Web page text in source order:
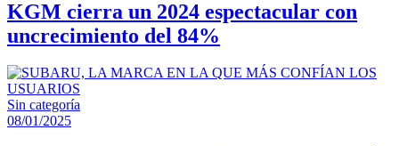
KGM cierra un 2024 espectacular con
uncrecimiento del 84%
Sin categoría
08/01/2025